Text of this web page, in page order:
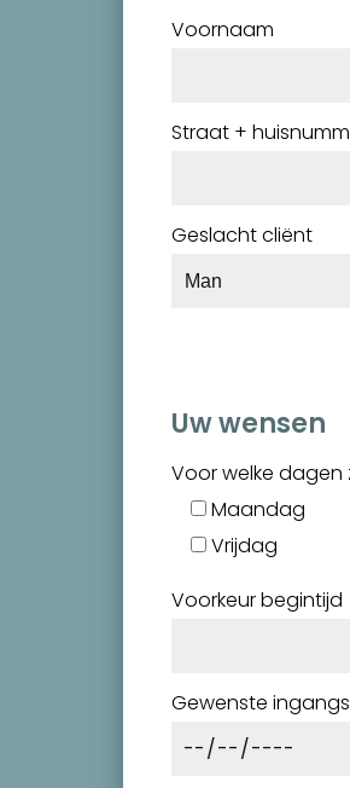
Voornaam
Straat +
Geslacht cliënt
Uw wensen
Voor welke
Maandag
Vrijdag
Voorkeur begintijd
Gewenste